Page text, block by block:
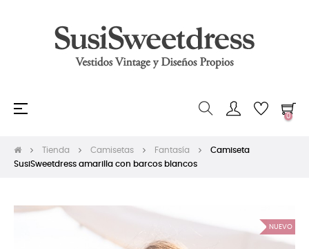
Navegación
☰
0
Tienda Camisetas Fantasía
Camiseta
SusiSweetdress amarilla con barcos blancos
NUEVO